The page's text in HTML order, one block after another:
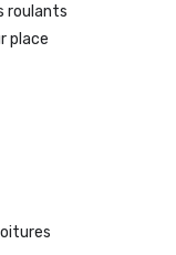
roulants
place